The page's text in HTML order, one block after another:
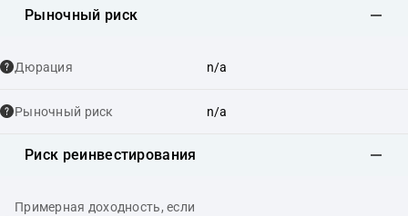
Рыночный риск
Дюрация n/a
Рыночный риск n/a
Риск реинвестирования
Примерная доходность, если